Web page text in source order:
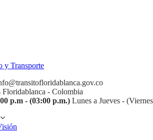
Floridablanca - Colombia
p.m - (03:00 p.m.) Lunes a Jueves -